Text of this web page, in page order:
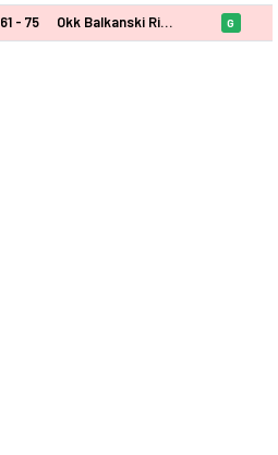
61 - 75 Okk Balkanski Ris Plav G